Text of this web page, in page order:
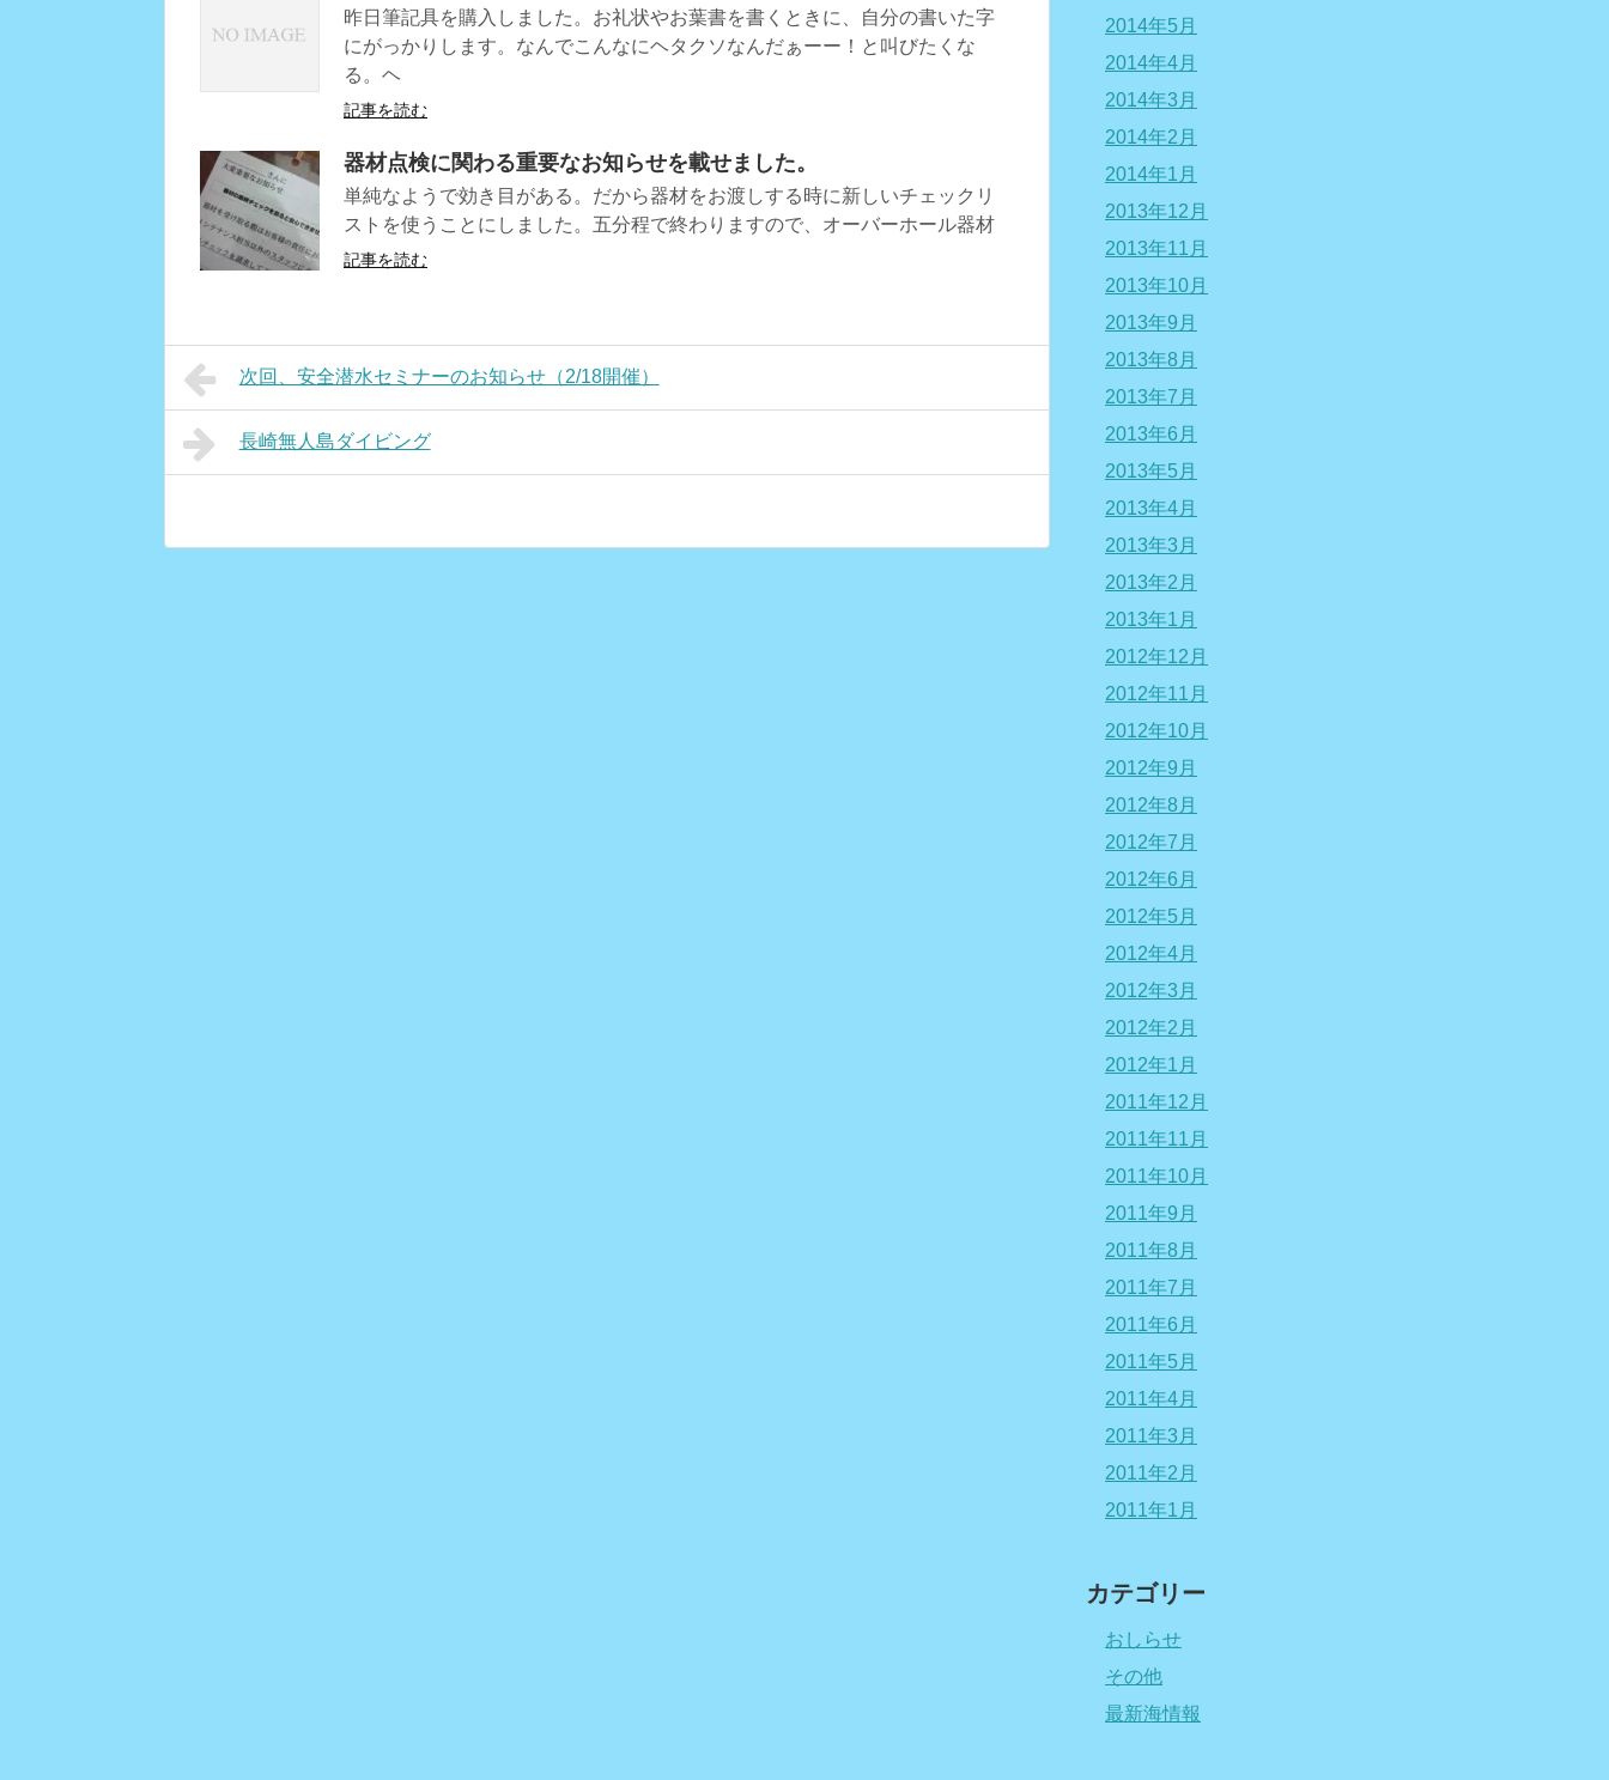
昨日筆記具を購入しました。お礼状やお葉書を書くときに、自分の書いた字
にがっかりします。なんでこんなにヘタクソなんだぁーー！と叫びたくな
る。ヘ
記事を読む
器材点検に関わる重要なお知らせを載せました。
単純なようで効き目がある。だから器材をお渡しする時に新しいチェックリ
ストを使うことにしました。五分程で終わりますので、オーバーホール器材
記事を読む
次回、安全潜水セミナーのお知らせ（2/18開催）
長崎無人島ダイビング
2014年5月
2014年4月
2014年3月
2014年2月
2014年1月
2013年12月
2013年11月
2013年10月
2013年9月
2013年8月
2013年7月
2013年6月
2013年5月
2013年4月
2013年3月
2013年2月
2013年1月
2012年12月
2012年11月
2012年10月
2012年9月
2012年8月
2012年7月
2012年6月
2012年5月
2012年4月
2012年3月
2012年2月
2012年1月
2011年12月
2011年11月
2011年10月
2011年9月
2011年8月
2011年7月
2011年6月
2011年5月
2011年4月
2011年3月
2011年2月
2011年1月
カテゴリー
おしらせ
その他
最新海情報